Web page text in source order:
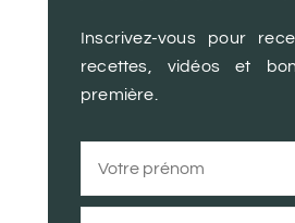
Inscrivez-vous pour
recettes, vidéos et
première.